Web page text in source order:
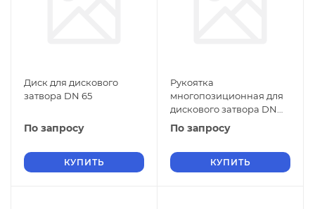
Диск для дискового
затвора DN 65
По запросу
КУПИТЬ
Рукоятка
многопозиционная для
дискового затвора DN
40-100
По запросу
КУПИТЬ